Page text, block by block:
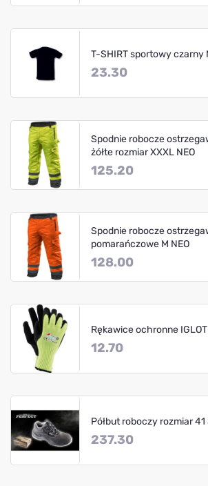
T-SHIRT sportowy czarny
23.30
Spodnie robocze
żółte rozmiar XXXL NEO
125.20
Spodnie robocze
pomarańczowe M NEO
128.00
Rękawice ochronne
12.70
Półbut roboczy rozmiar 41
237.30